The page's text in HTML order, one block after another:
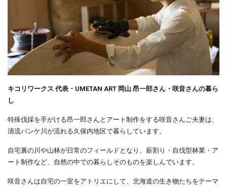
キコリワークス 代表・UMETAN ART 岡山 昂一郎さん・咲音さんの暮ら
し
特殊伐採を手がける昂一郎さんとアート制作をする咲音さんご夫妻は、
清流パンケ川が流れる久保内地区で暮らしています。
自宅裏の川や山林が日常のフィールドとなり、薪割り・自伐型林業・ア
ート制作など、自然の中での暮らしそのものを楽しんでいます。
咲音さんは自宅の一室をアトリエにして、北海道の生き物たちをテーマ